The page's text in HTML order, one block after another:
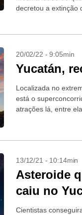
decretou a extinção
20/02/22 - 9:05min
Yucatán,
Localizada no
está o
atrações lá, entre
13/12/21 - 10:14min
Asteroide
caiu no
Cientistas